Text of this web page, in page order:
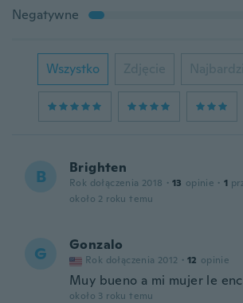
Negatywne
Wszystko Zdjęcie
B Brighten
Rok dołączenia 2018 · 13 opinie · 1
około 2 roku temu
G Gonzalo
Rok dołączenia 2012 · 12 opinie
Muy bueno a mi mujer le
około 3 roku temu